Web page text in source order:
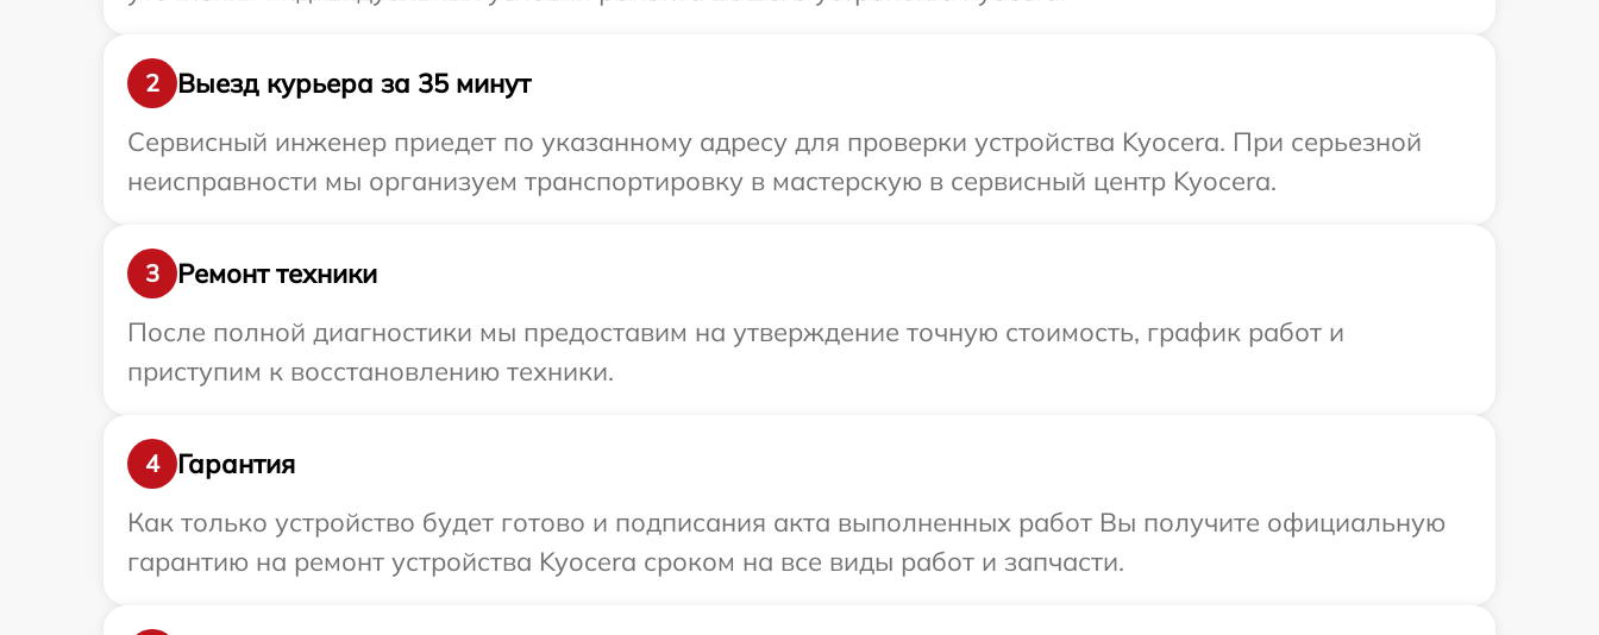
2
Выезд курьера за 35 минут
Сервисный инженер приедет по указанному адресу для проверки устройства Kyocera. При серьезной
неисправности мы организуем транспортировку в мастерскую в сервисный центр Kyocera.
3
Ремонт техники
После полной диагностики мы предоставим на утверждение точную стоимость, график работ и
приступим к восстановлению техники.
4
Гарантия
Как только устройство будет готово и подписания акта выполненных работ Вы получите официальную
гарантию на ремонт устройства Kyocera сроком на все виды работ и запчасти.